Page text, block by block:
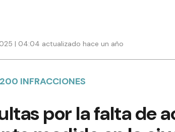
| 04:04 actualizado hace un año
INFRACCIONES
por la falta de